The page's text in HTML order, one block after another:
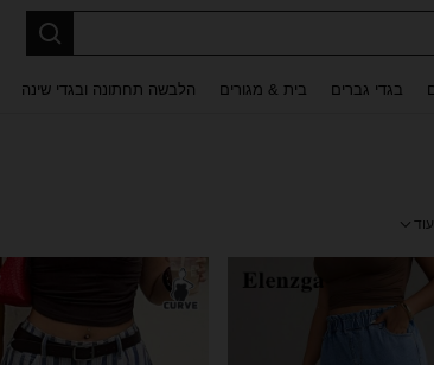
בגדי גברים בית & מגורים הלבשה תחתונה ובגדי שינה
עוד